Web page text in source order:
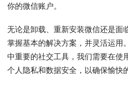
你的微信账户。
无论是卸载、重新安装微信还是面
掌握基本的解决方案，并灵活运用
中重要的社交工具，我们需要在使
个人隐私和数据安全，以确保愉快